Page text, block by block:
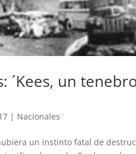
´Kees, un
| Nacionales
un instinto fatal de